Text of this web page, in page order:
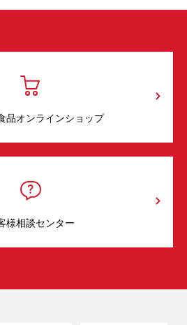
品オンラインショップ
様相談センター